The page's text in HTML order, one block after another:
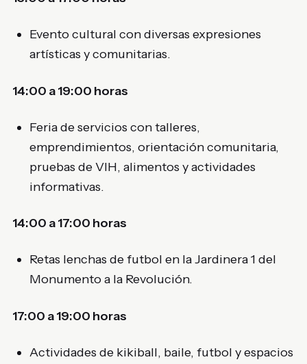
Evento cultural con diversas expresiones
artísticas y comunitarias.
14:00 a 19:00 horas
Feria de servicios con talleres,
emprendimientos, orientación comunitaria,
pruebas de VIH, alimentos y actividades
informativas.
14:00 a 17:00 horas
Retas lenchas de futbol en la Jardinera 1 del
Monumento a la Revolución.
17:00 a 19:00 horas
Actividades de kikiball, baile, futbol y espacios